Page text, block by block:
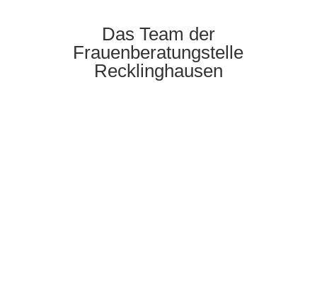
Das Team der
Frauenberatungstelle
Recklinghausen